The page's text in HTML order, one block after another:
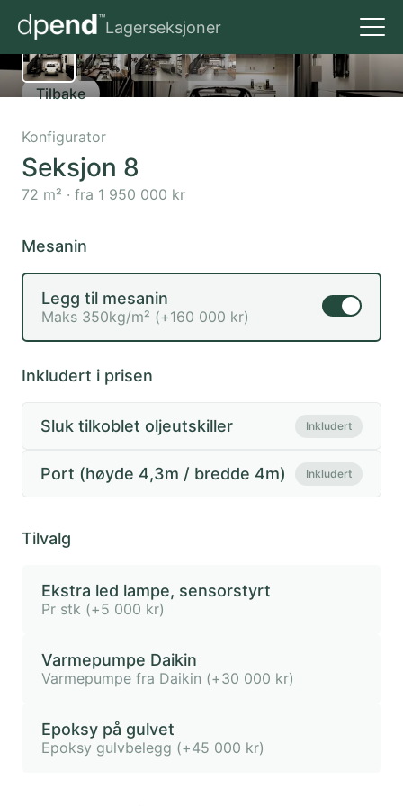
Lagerseksjoner
Om Dpend
Tilbake
Konfigurator
Seksjon 8
72 m² · fra 1 950 000 kr
Mesanin
Legg til mesanin
Maks 350kg/m² (+160 000 kr)
Inkludert i prisen
Sluk tilkoblet oljeutskiller Inkludert
Port (høyde 4,3m / bredde 4m) Inkludert
Tilvalg
Ekstra led lampe, sensorstyrt
Pr stk (+5 000 kr)
Varmepumpe Daikin
Varmepumpe fra Daikin (+30 000 kr)
Epoksy på gulvet
Epoksy gulvbelegg (+45 000 kr)